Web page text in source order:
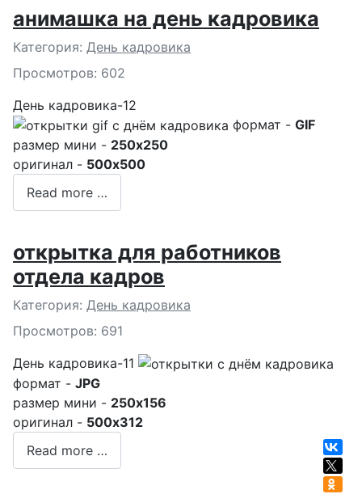
анимашка на день кадровика
Подробности
Категория: День кадровика
Просмотров: 602
День кадровика-12
формат - GIF
размер мини - 250x250
оригинал - 500x500
Read more …
открытка для работников
отдела кадров
Подробности
Категория: День кадровика
Просмотров: 691
День кадровика-11
формат - JPG
размер мини - 250x156
оригинал - 500x312
Read more …